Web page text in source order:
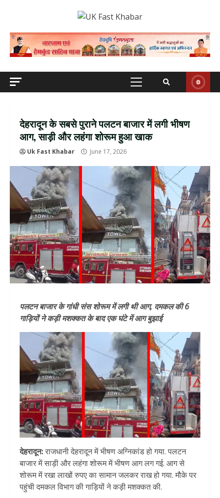
Primary
देहरादून के सबसे पुराने पलटन बाजार में लगी भीषण
आग, साड़ी और लहंगा शोरूम हुआ खाक
Uk Fast Khabar June 17, 2026
पलटन बाजार के गांधी संस शोरूम में लगी थी आग, दमकल की 6
गाड़ियों ने कड़ी मशक्कत के बाद एक घंटे में आग बुझाई
देहरादून:राजधानी देहरादून में भीषण अग्निकांड हो गया. पलटन
बाजार में साड़ी और लहंगा शोरूम में भीषण आग लग गई. आग से
शोरूम में रखा लाखों रुपए का सामान जलकर राख हो गया. मौके पर
पहुंची दमकल विभाग की गाड़ियों ने कड़ी मशक्कत की.